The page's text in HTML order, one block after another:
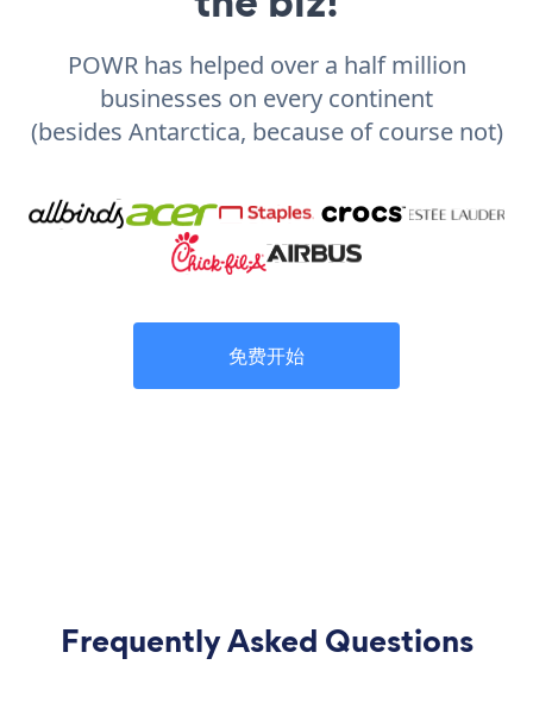
POWR has helped over a half million
businesses on every continent
(besides Antarctica, because of course not)
免费开始
Frequently Asked Questions